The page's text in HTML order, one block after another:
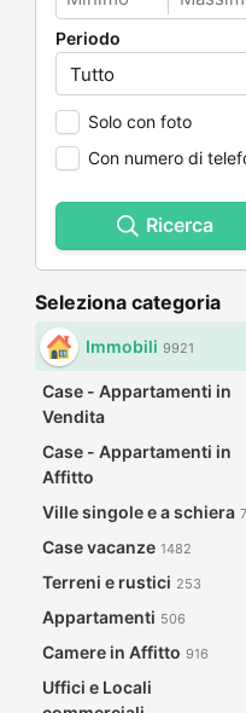
Periodo
Solo con foto
Con numero di
Ricerca
Seleziona categoria
Immobili 9921
Case - Appartamenti in
Vendita
Case - Appartamenti in
Affitto
Ville singole e a schiera
Case vacanze 1482
Terreni e rustici 253
Appartamenti 506
Camere in Affitto 916
Uffici e Locali